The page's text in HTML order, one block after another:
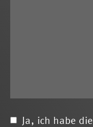
Ja, ich habe die